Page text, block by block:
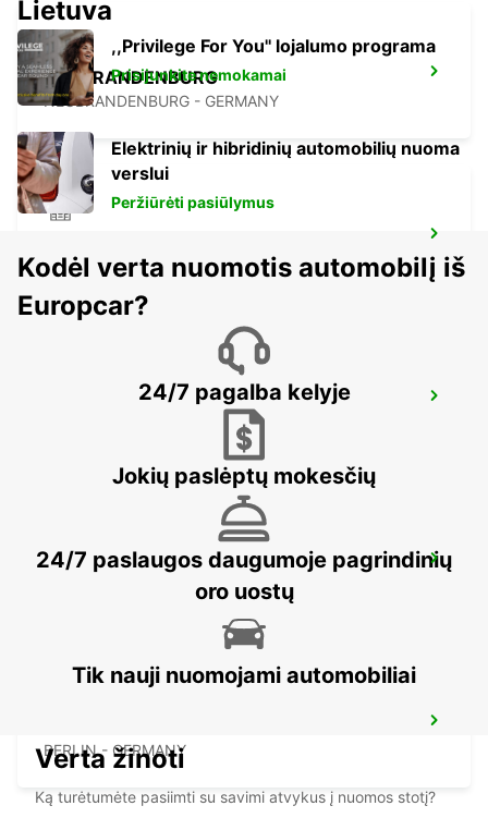
NEUBRANDENBURG
NEUBRANDENBURG - GERMANY
GREIFSWALD - GERMANY
BERNAU BEI BERLIN - GERMANY
BERLIN HELLERSDORF
BERLIN - GERMANY
Lietuva
,,Privilege For You'' lojalumo programa
Prisijunkite nemokamai
Elektrinių ir hibridinių automobilių nuoma
verslui
Peržiūrėti pasiūlymus
Kodėl verta nuomotis automobilį iš
Europcar?
24/7 pagalba kelyje
Jokių paslėptų mokesčių
24/7 paslaugos daugumoje pagrindinių
oro uostų
Tik nauji nuomojami automobiliai
Verta žinoti
Ką turėtumėte pasiimti su savimi atvykus į nuomos stotį?